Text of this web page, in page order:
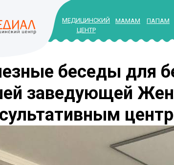
МЕДИЦИНСКИЙ
ЦЕНТР
МАМАМ ПАПАМ
беседы для
заведующей